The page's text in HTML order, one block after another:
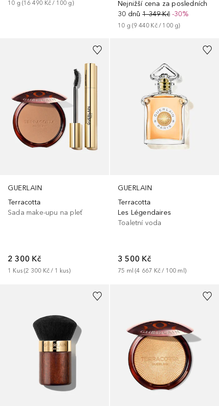
10 g (16 490 Kč / 100 g)
Nejnižší cena za posledních
30 dnů 1 349 Kč-30%
10 g (9 440 Kč / 100 g)
GUERLAIN
Terracotta
Sada make-upu na pleť
2 300 Kč
1 Kus (2 300 Kč / 1 kus)
GUERLAIN
Terracotta
Les Légendaires
Toaletní voda
3 500 Kč
75 ml (4 667 Kč / 100 ml )